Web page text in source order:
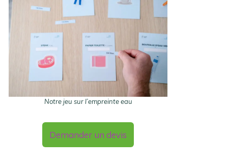
Notre jeu sur l’empreinte eau
Demander un devis